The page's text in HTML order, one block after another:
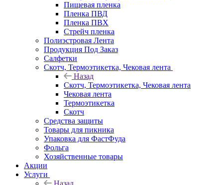
Пищевая пленка
Пленка ПВД
Пленка ПВХ
Стрейч пленка
Полиэстровая Лента
Продукция Под Заказ
Салфетки
Скотч, Термоэтикетка, Чековая лента
Назад
Скотч, Термоэтикетка, Чековая лента
Чековая лента
Термоэтикетка
Скотч
Средства защиты
Товары для пикника
Упаковка для ФастФуда
Фольга
Хозяйственные товары
Акции
Услуги
Назад